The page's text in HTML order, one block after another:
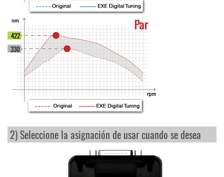
330
422
2) Seleccione la asignación de usar cuando se desea